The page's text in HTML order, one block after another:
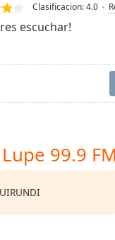
Clasificacion:4.0
escuchar!
99.9